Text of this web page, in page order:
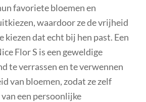
favoriete bloemen en
waardoor ze de vrijheid
kiezen dat echt bij hen past. Een
Flor S is een geweldige
te verrassen en te verwennen
van bloemen, zodat ze zelf
een persoonlijke